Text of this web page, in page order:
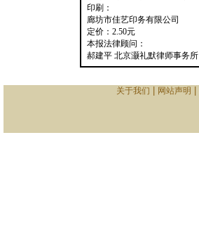
印刷：
廊坊市佳艺印务有限公司
定价：2.50元
本报法律顾问：
郝建平 北京灏礼默律师事务所
关于我们 网站声明